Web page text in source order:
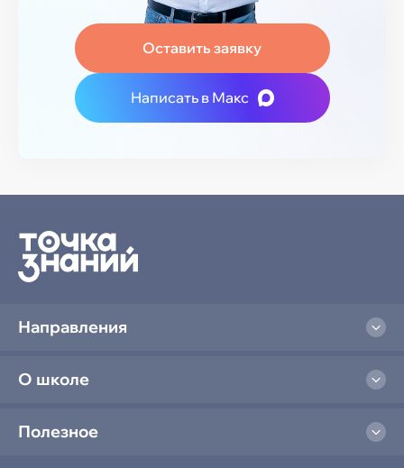
Оставить заявку
Написать в Макс
Направления
О школе
Полезное